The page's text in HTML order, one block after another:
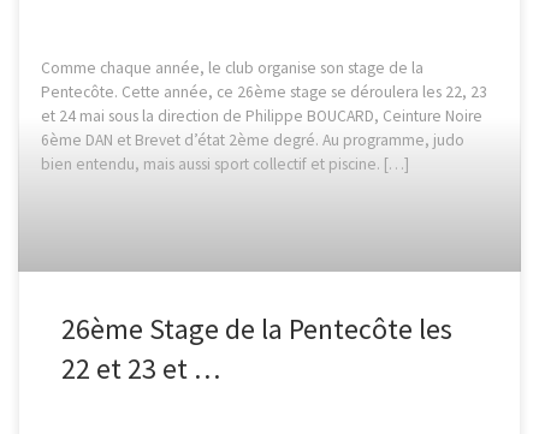
Comme chaque année, le club organise son stage de la
Pentecôte. Cette année, ce 26ème stage se déroulera les 22, 23
et 24 mai sous la direction de Philippe BOUCARD, Ceinture Noire
6ème DAN et Brevet d’état 2ème degré. Au programme, judo
bien entendu, mais aussi sport collectif et piscine. […]
26ème Stage de la Pentecôte les
22 et 23 et …